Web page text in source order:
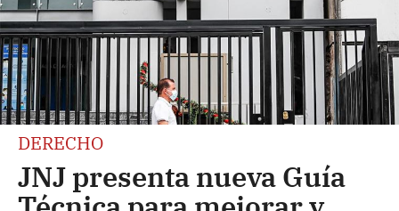
DERECHO
JNJ presenta nueva Guía